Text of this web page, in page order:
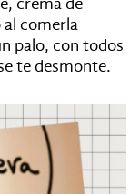
crema de
al comerla
palo, con todos
te desmonte.